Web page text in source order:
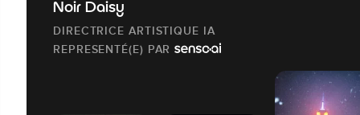
Noir Daisy
DIRECTRICE ARTISTIQUE IA
REPRESENTÉ(E) PAR